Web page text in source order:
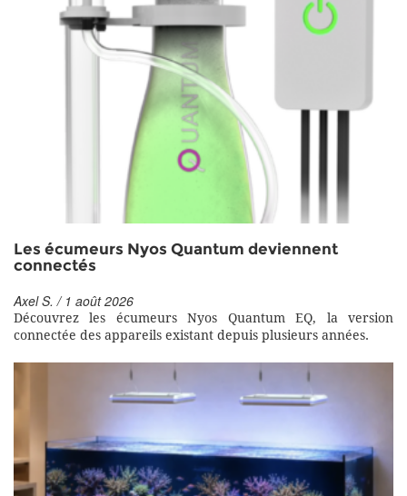
Les écumeurs Nyos Quantum deviennent
connectés
Axel S. / 1 août 2026
Découvrez les écumeurs Nyos Quantum EQ, la version
connectée des appareils existant depuis plusieurs années.